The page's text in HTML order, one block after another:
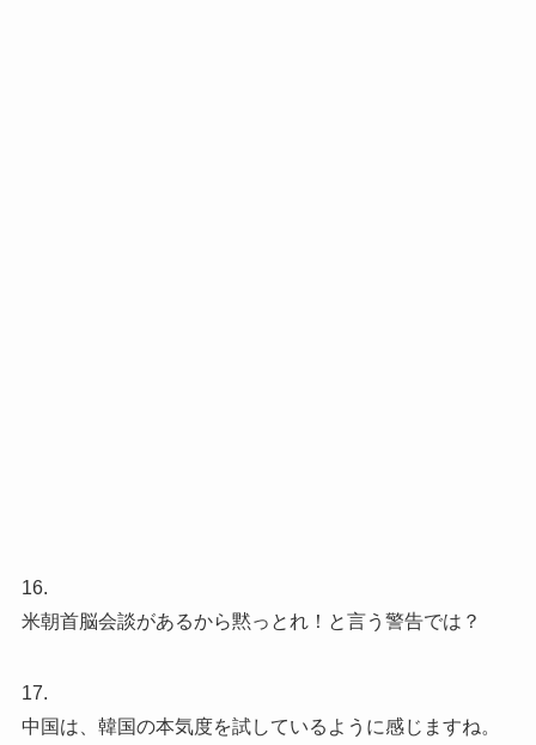
16.
米朝首脳会談があるから黙っとれ！と言う警告では？
17.
中国は、韓国の本気度を試しているように感じますね。